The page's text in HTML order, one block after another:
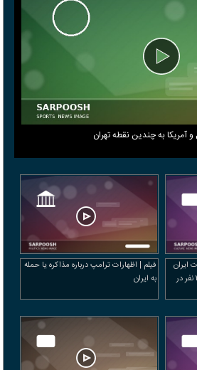
آمریکا به چندین نقطه تهران
ایران
در ۴۷ سال گذشته و کشته شدن ۳۲ نفر در
فیلم | اظهارات ترامپ درباره مذاکره یا حمله
به ایران